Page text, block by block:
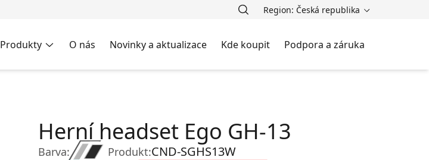
Region: Česká republika
Produkty O nás Novinky a aktualizace Kde koupit Podpora a záruka
Barva:
Herní headset Ego GH-13
Produkt:CND-SGHS13W